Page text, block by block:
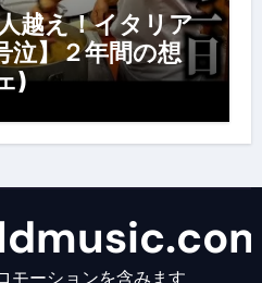
越え！イタリア
泣】２年間の想
)
モーションを含みます